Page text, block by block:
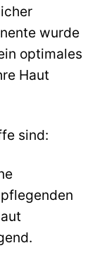
wurde
optimales
Haut
sind: